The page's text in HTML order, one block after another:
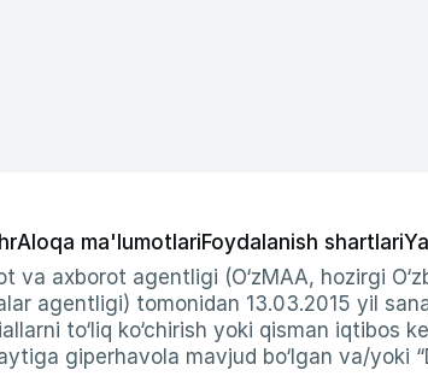
Aloqa ma'lumotlariFoydalanish shartlari
va axborot agentligi (O‘zMAA, hozirgi
agentligi) tomonidan 13.03.2015 yil
to‘liq ko‘chirish yoki qisman
giperhavola mavjud bo‘lgan va/yoki